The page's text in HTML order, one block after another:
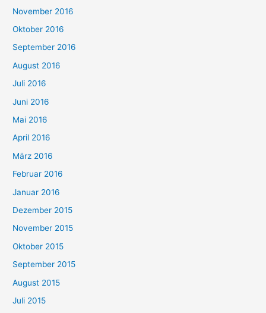
November 2016
Oktober 2016
September 2016
August 2016
Juli 2016
Juni 2016
Mai 2016
April 2016
März 2016
Februar 2016
Januar 2016
Dezember 2015
November 2015
Oktober 2015
September 2015
August 2015
Juli 2015